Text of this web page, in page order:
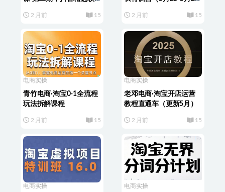
2 月前 15
+pdf课件】
2 月前 15
电商实操
青竹电商·淘宝0-1全流程
玩法拆解课程
2 月前 15
电商实操
老邓电商·淘宝开店运营
教程直通车（更新5月）
2 月前 15
电商实操 电商实操